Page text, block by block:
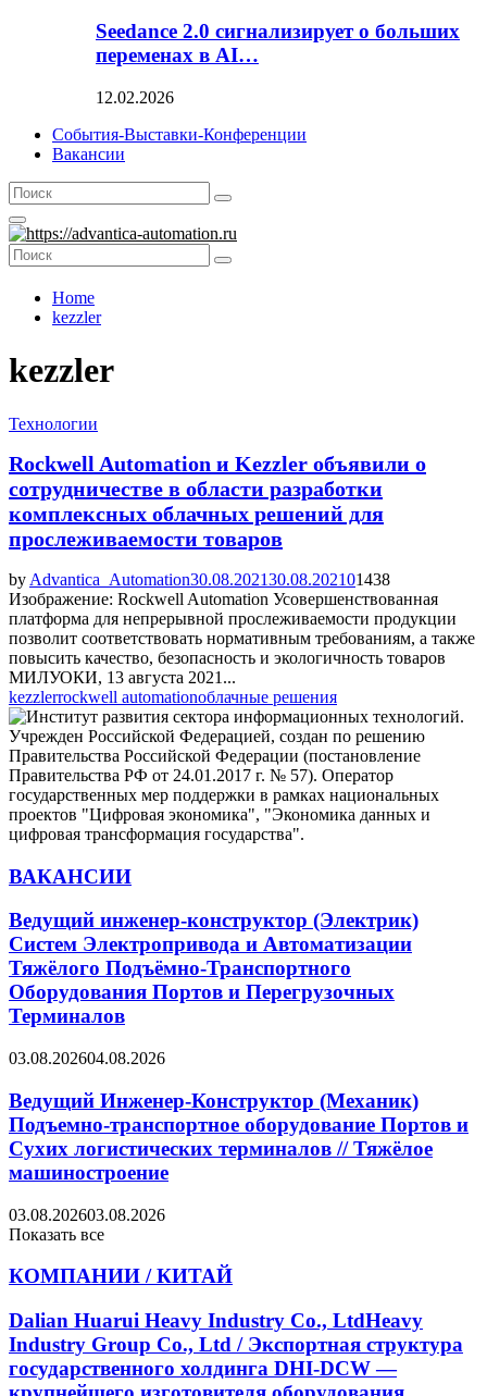
Seedance 2.0 сигнализирует о больших
переменах в AI…
12.02.2026
События-Выставки-Конференции
Вакансии
Search
for:
Search
Primary
Menu
Search
for:
Search
Home
kezzler
kezzler
Технологии
Rockwell Automation и Kezzler объявили о
сотрудничестве в области разработки
комплексных облачных решений для
прослеживаемости товаров
by Advantica_Automation30.08.202130.08.202101438
Изображение: Rockwell Automation Усовершенствованная
платформа для непрерывной прослеживаемости продукции
позволит соответствовать нормативным требованиям, а также
повысить качество, безопасность и экологичность товаров
МИЛУОКИ, 13 августа 2021...
kezzlerrockwell automationоблачные решения
ВАКАНСИИ
Ведущий инженер-конструктор (Электрик)
Систем Электропривода и Автоматизации
Тяжёлого Подъёмно-Транспортного
Оборудования Портов и Перегрузочных
Терминалов
03.08.202604.08.2026
Ведущий Инженер-Конструктор (Механик)
Подъемно-транспортное оборудование Портов и
Сухих логистических терминалов // Тяжёлое
машиностроение
03.08.202603.08.2026
Показать все
КОМПАНИИ / КИТАЙ
Dalian Huarui Heavy Industry Co., LtdHeavy
Industry Group Co., Ltd / Экспортная структура
государственного холдинга DHI-DCW —